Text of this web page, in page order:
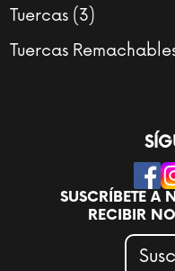
Tuercas 33
productos
Tuercas
SUSCRÍBETE A
RECIBIR